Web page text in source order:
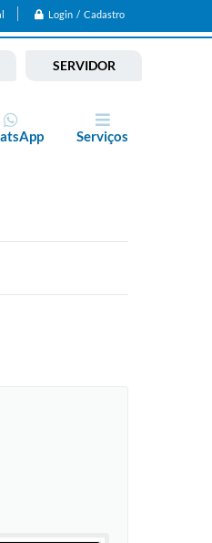
Login / Cadastro
SERVIDOR
Serviços